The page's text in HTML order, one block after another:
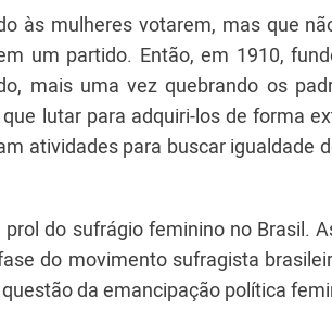
às mulheres votarem, mas que
um partido. Então, em 1910,
mais uma vez quebrando os
lutar para adquiri-los de forma
atividades para buscar igualdade
do sufrágio feminino no Brasil.
do movimento sufragista
da emancipação política